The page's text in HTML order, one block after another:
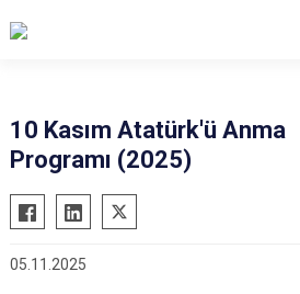
10 Kasım Atatürk'ü Anma
Programı (2025)
05.11.2025